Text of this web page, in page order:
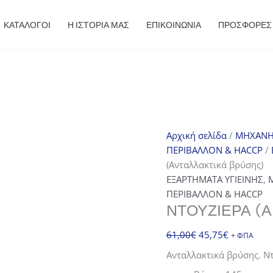
ΚΑΤΑΛΟΓΟΙ Η ΙΣΤΟΡΙΑ ΜΑΣ ΕΠΙΚΟΙΝΩΝΙΑ ΠΡΟΣΦΟΡΈΣ
Αρχική σελίδα/
ΠΕΡΙΒΑΛΛΟΝ & HACCP/
(Ανταλλακτικά βρύσης)
ΕΞΑΡΤΗΜΑΤΑ ΥΓΙΕΙΝΗΣ,
ΠΕΡΙΒΑΛΛΟΝ & HACCP
ΝΤΟΥΖΙΈΡΑ
61,00€ Original
45,75€Η
τρέχουσα
τιμή
+ ΦΠΑ
Ανταλλακτικά βρύσης.